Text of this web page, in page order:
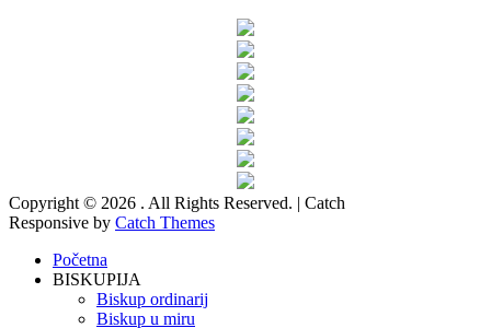
Copyright © 2026 . All Rights Reserved. | Catch
Responsive by Catch Themes
Početna
BISKUPIJA
Biskup ordinarij
Biskup u miru